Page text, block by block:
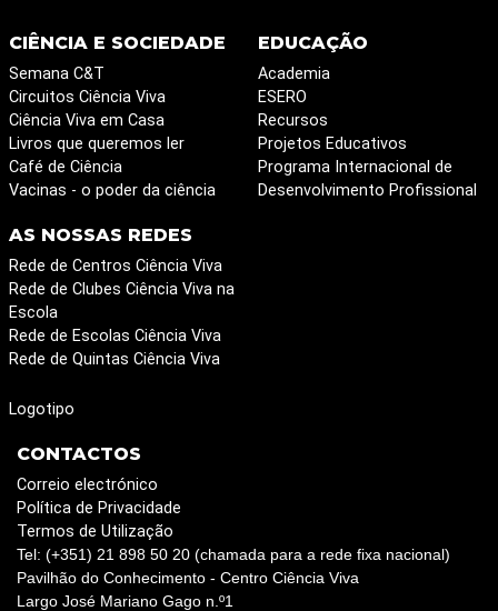
CIÊNCIA E SOCIEDADE
Semana C&T
Circuitos Ciência Viva
Ciência Viva em Casa
Livros que queremos ler
Café de Ciência
Vacinas - o poder da ciência
EDUCAÇÃO
Academia
ESERO
Recursos
Projetos Educativos
Programa Internacional de
Desenvolvimento Profissional
AS NOSSAS REDES
Rede de Centros Ciência Viva
Rede de Clubes Ciência Viva na
Escola
Rede de Escolas Ciência Viva
Rede de Quintas Ciência Viva
Logotipo
CONTACTOS
Correio electrónico
Política de Privacidade
Termos de Utilização
Tel: (+351) 21 898 50 20 (chamada para a rede fixa nacional)
Pavilhão do Conhecimento - Centro Ciência Viva
Largo José Mariano Gago n.º1